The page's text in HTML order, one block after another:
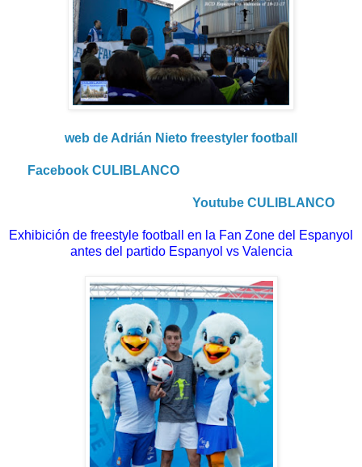
web de Adrián Nieto freestyler football
Facebook CULIBLANCO
Youtube CULIBLANCO
Exhibición de freestyle football en la Fan Zone del Espanyol
antes del partido Espanyol vs Valencia